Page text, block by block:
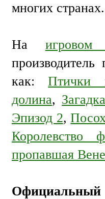
многих странах.
На игровом
как:Птички
долина,
Эпизод 2,
Королевство
пропавшая